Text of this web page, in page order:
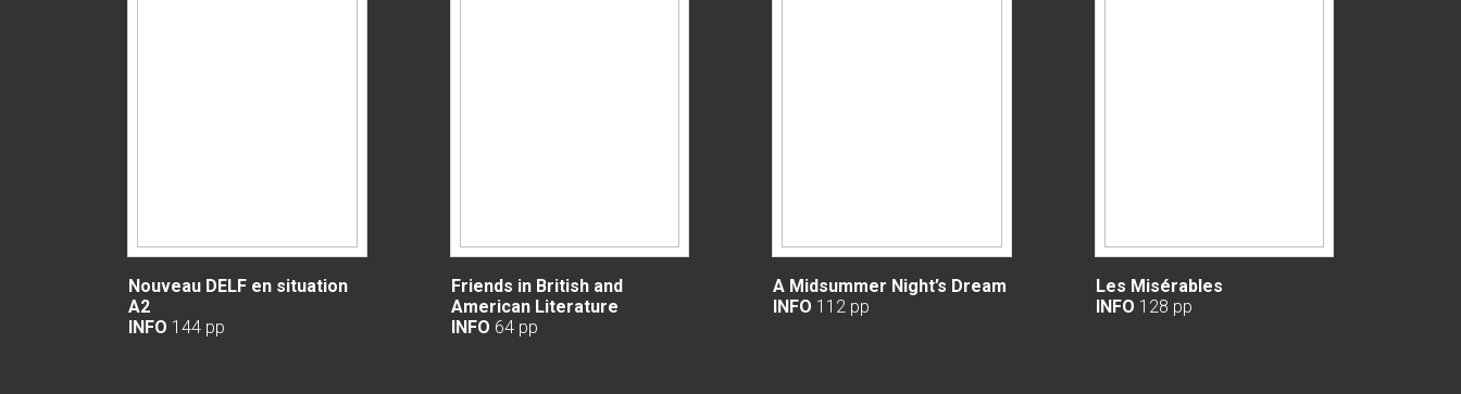
Nouveau DELF en situation
A2
INFO 144 pp
Friends in British and
American Literature
INFO 64 pp
A Midsummer Night’s Dream
INFO 112 pp
Les Misérables
INFO 128 pp